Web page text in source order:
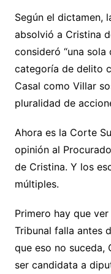
Según el dictamen,
absolvió a Cristina
consideró “una
categoría de delito
Casal como Villar
pluralidad de
Ahora es la Corte
opinión al
de Cristina. Y los
múltiples.
Primero hay que
Tribunal falla antes
que eso no suceda,
ser candidata a